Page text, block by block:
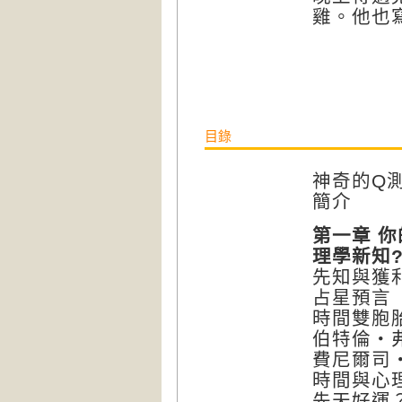
雞。他也
目錄
神奇的Q
簡介
第一章
理學新知
先知與獲
占星預言
時間雙胞
伯特倫‧
費尼爾
時間與心